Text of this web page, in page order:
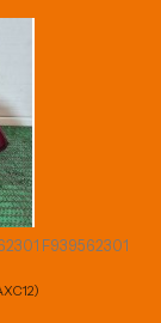
F939562301